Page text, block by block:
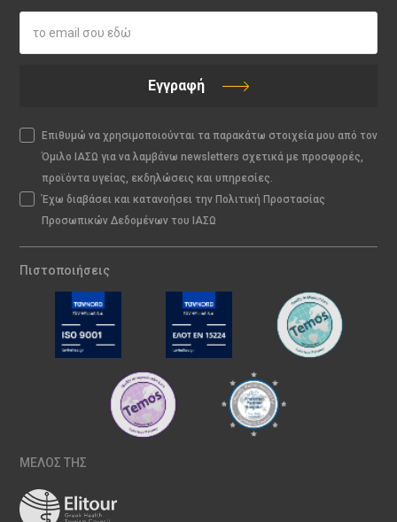
Εγγραφή
Επιθυμώ να χρησιμοποιούνται τα παρακάτω στοιχεία μου από τον
Όμιλο ΙΑΣΩ για να λαμβάνω newsletters σχετικά με προσφορές,
προϊόντα υγείας, εκδηλώσεις και υπηρεσίες.
Έχω διαβάσει και κατανοήσει την Πολιτική Προστασίας
Προσωπικών Δεδομένων του ΙΑΣΩ
Πιστοποιήσεις
ΜΕΛΟΣ ΤΗΣ